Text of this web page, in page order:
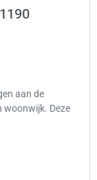
aan de
woonwijk. Deze